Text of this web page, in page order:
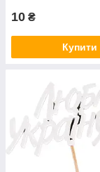
10 ₴
Купити